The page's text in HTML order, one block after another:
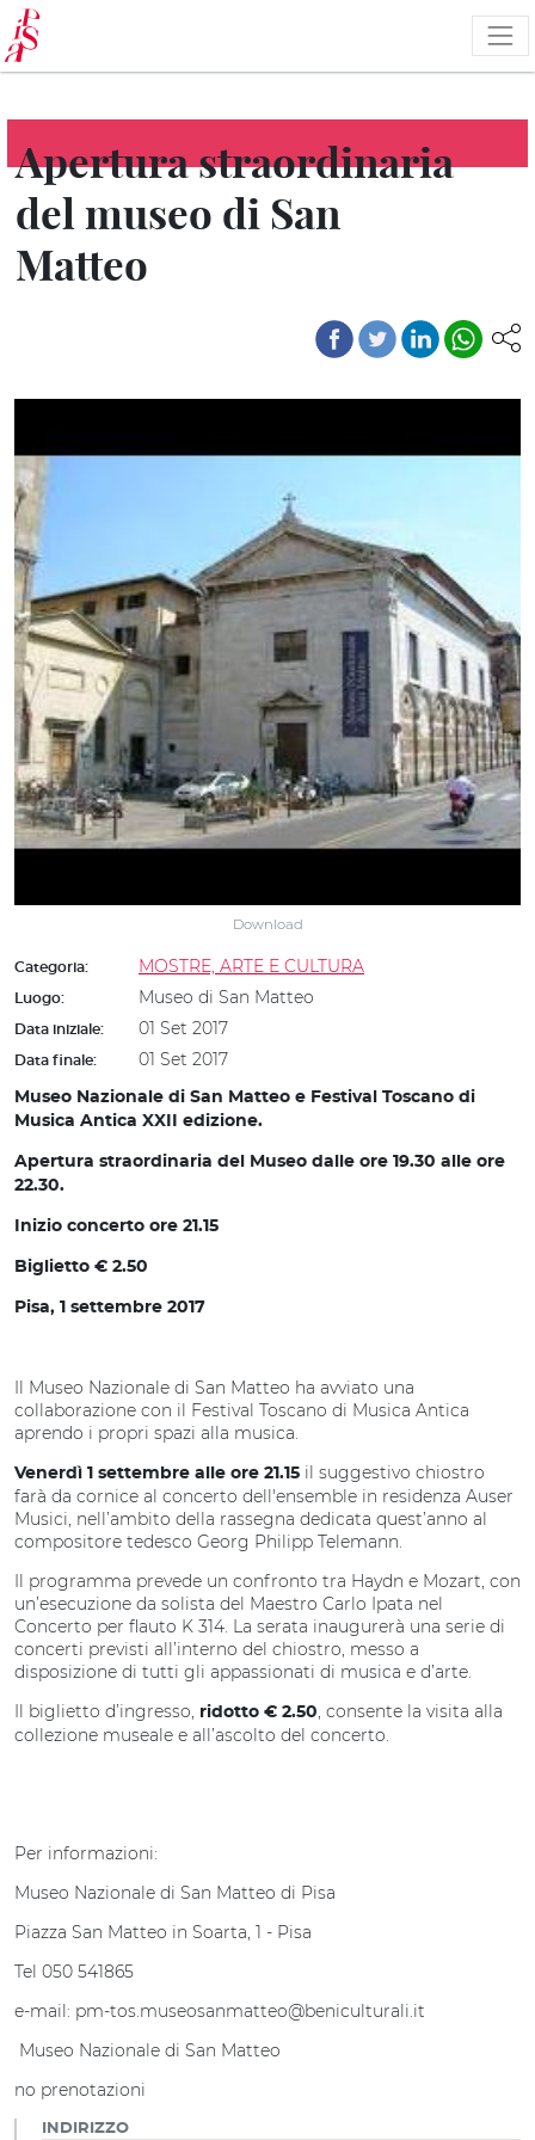
Salta
al
contenuto
principale
Apertura straordinaria
del museo di San
Matteo
Download
Categoria: MOSTRE, ARTE E CULTURA
Luogo: Museo di San Matteo
Data iniziale: 01 Set 2017
Data finale: 01 Set 2017
Museo Nazionale di San Matteo e Festival Toscano di
Musica Antica XXII edizione.
Apertura straordinaria del Museo dalle ore 19.30 alle ore
22.30.
Inizio concerto ore 21.15
Biglietto € 2.50
Pisa, 1 settembre 2017
Il Museo Nazionale di San Matteo ha avviato una
collaborazione con il Festival Toscano di Musica Antica
aprendo i propri spazi alla musica.
Venerdì 1 settembre alle ore 21.15 il suggestivo chiostro
farà da cornice al concerto dell'ensemble in residenza Auser
Musici, nell’ambito della rassegna dedicata quest’anno al
compositore tedesco Georg Philipp Telemann.
Il programma prevede un confronto tra Haydn e Mozart, con
un’esecuzione da solista del Maestro Carlo Ipata nel
Concerto per flauto K 314. La serata inaugurerà una serie di
concerti previsti all’interno del chiostro, messo a
disposizione di tutti gli appassionati di musica e d’arte.
Il biglietto d’ingresso, ridotto € 2.50, consente la visita alla
collezione museale e all’ascolto del concerto.
Per informazioni:
Museo Nazionale di San Matteo di Pisa
Piazza San Matteo in Soarta, 1 - Pisa
Tel 050 541865
e-mail: pm-tos.museosanmatteo@beniculturali.it
Museo Nazionale di San Matteo
no prenotazioni
INDIRIZZO